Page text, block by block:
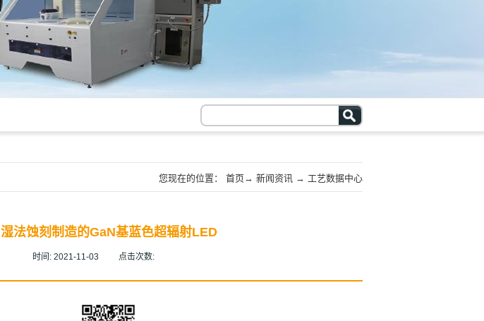
您现在的位置： 首页→ 新闻资讯 → 工艺数据中心
湿法蚀刻制造的GaN基蓝色超辐射LED
时间: 2021-11-03 点击次数: